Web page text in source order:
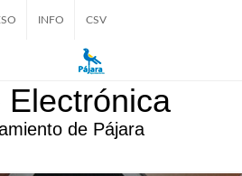
INFO CSV
Electrónica
de Pájara